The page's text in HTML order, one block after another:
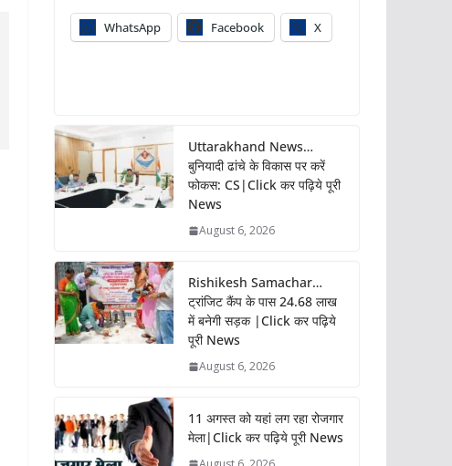
WhatsApp Facebook X
Uttarakhand News…
बुनियादी ढांचे के विकास पर करें
फोकस: CS|Click कर पढ़िये पूरी
News
August 6, 2026
Rishikesh Samachar…
ट्रांजिट कैंप के पास 24.68 लाख
में बनेगी सड़क |Click कर पढ़िये
पूरी News
August 6, 2026
11 अगस्त को यहां लग रहा रोजगार
मेला|Click कर पढ़िये पूरी News